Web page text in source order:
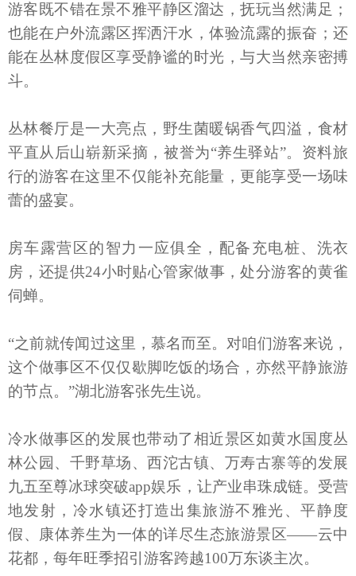
游客既不错在景不雅平静区溜达，抚玩当然满足；
也能在户外流露区挥洒汗水，体验流露的振奋；还
能在丛林度假区享受静谧的时光，与大当然亲密搏
斗。
丛林餐厅是一大亮点，野生菌暖锅香气四溢，食材
平直从后山崭新采摘，被誉为“养生驿站”。资料旅
行的游客在这里不仅能补充能量，更能享受一场味
蕾的盛宴。
房车露营区的智力一应俱全，配备充电桩、洗衣
房，还提供24小时贴心管家做事，处分游客的黄雀
伺蝉。
“之前就传闻过这里，慕名而至。对咱们游客来说，
这个做事区不仅仅歇脚吃饭的场合，亦然平静旅游
的节点。”湖北游客张先生说。
冷水做事区的发展也带动了相近景区如黄水国度丛
林公园、千野草场、西沱古镇、万寿古寨等的发展
九五至尊冰球突破app娱乐，让产业串珠成链。受营
地发射，冷水镇还打造出集旅游不雅光、平静度
假、康体养生为一体的详尽生态旅游景区——云中
花都，每年旺季招引游客跨越100万东谈主次。